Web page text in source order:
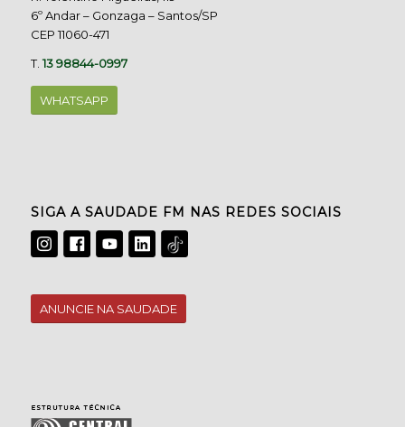
6º Andar – Gonzaga – Santos/SP
CEP 11060-471
T.13 98844-0997
WHATSAPP
SIGA A SAUDADE FM NAS REDES SOCIAIS
ANUNCIE NA SAUDADE